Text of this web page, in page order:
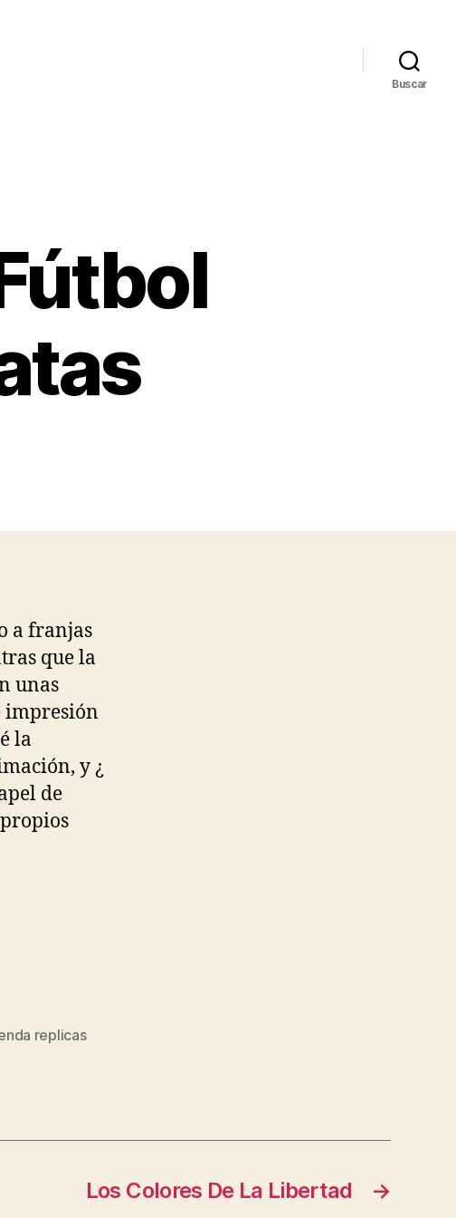
Buscar
a franjas
que la
unas
impresión
la
y ¿
de
replicas
→
Los Colores De La Libertad